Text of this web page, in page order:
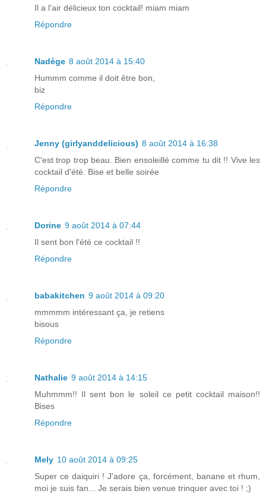
Il a l'air délicieux ton cocktail! miam miam
Répondre
Nadège 8 août 2014 à 15:40
Hummm comme il doit être bon,
biz
Répondre
Jenny (girlyanddelicious) 8 août 2014 à 16:38
C'est trop trop beau. Bien ensoleillé comme tu dit !! Vive les
cocktail d'été. Bise et belle soirée
Répondre
Dorine 9 août 2014 à 07:44
Il sent bon l'été ce cocktail !!
Répondre
babakitchen 9 août 2014 à 09:20
mmmmm intéressant ça, je retiens
bisous
Répondre
Nathalie 9 août 2014 à 14:15
Muhmmm!! Il sent bon le soleil ce petit cocktail maison!!
Bises
Répondre
Mely 10 août 2014 à 09:25
Super ce daiquiri ! J'adore ça, forcément, banane et rhum,
moi je suis fan... Je serais bien venue trinquer avec toi ! ;)